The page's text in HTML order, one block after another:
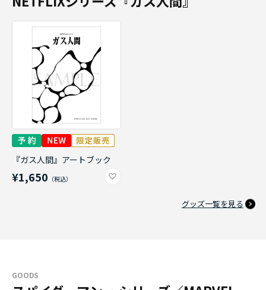
『ガス人間』アートブック
¥1,650
グッズ一覧を見る
GOODS